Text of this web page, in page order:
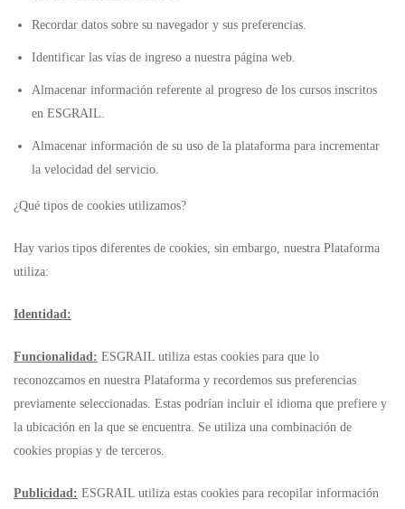
Recordar datos sobre su navegador y sus preferencias.
Identificar las vías de ingreso a nuestra página web.
Almacenar información referente al progreso de los cursos inscritos
en ESGRAIL.
Almacenar información de su uso de la plataforma para incrementar
la velocidad del servicio.
¿Qué tipos de cookies utilizamos?
Hay varios tipos diferentes de cookies, sin embargo, nuestra Plataforma
utiliza:
Identidad:
Funcionalidad: ESGRAIL utiliza estas cookies para que lo
reconozcamos en nuestra Plataforma y recordemos sus preferencias
previamente seleccionadas. Estas podrían incluir el idioma que prefiere y
la ubicación en la que se encuentra. Se utiliza una combinación de
cookies propias y de terceros.
Publicidad: ESGRAIL utiliza estas cookies para recopilar información